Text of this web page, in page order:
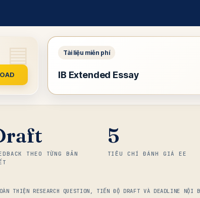
IB Extended Essay
THEO TỪNG BẢN
5
TIÊU CHÍ ĐÁNH GIÁ EE
THIỆN RESEARCH QUESTION, TIẾN ĐỘ DRAFT VÀ DEADLINE NỘI